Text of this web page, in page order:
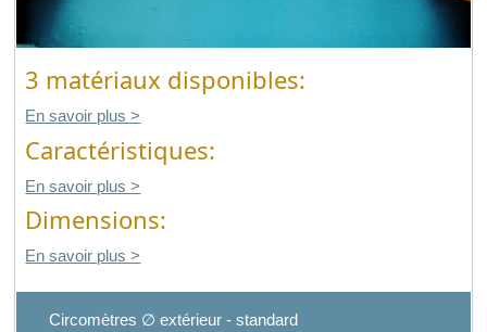
3 matériaux disponibles:
En savoir plus >
Caractéristiques:
En savoir plus >
Dimensions:
En savoir plus >
Circomètres ∅ extérieur - standard